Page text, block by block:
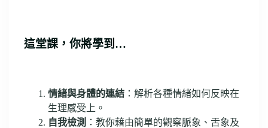
這堂課，你將學到…
情緒與身體的連結 ：解析各種情緒如何反映在
生理感受上。
自我檢測 ：教你藉由簡單的觀察脈象、舌象及